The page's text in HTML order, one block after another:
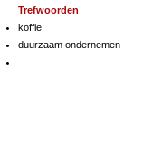
Trefwoorden
koffie
duurzaam ondernemen